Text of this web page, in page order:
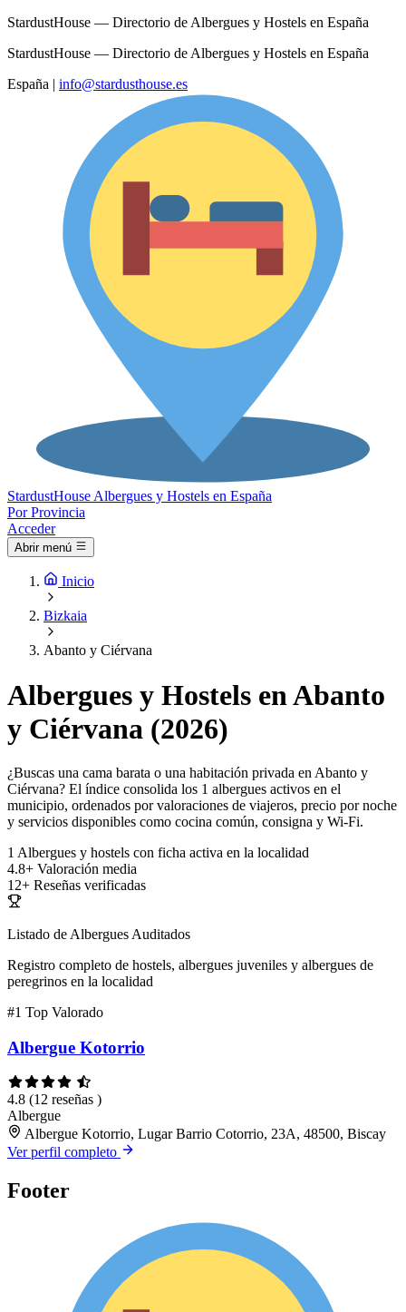
StardustHouse — Directorio de Albergues y Hostels en España
StardustHouse — Directorio de Albergues y Hostels en España
España | info@stardusthouse.es
StardustHouse Albergues y Hostels en España
Por Provincia
Acceder
Abrir menú
Inicio
Bizkaia
Abanto y Ciérvana
Albergues y Hostels en Abanto
y Ciérvana (2026)
¿Buscas una cama barata o una habitación privada en Abanto y
Ciérvana? El índice consolida los 1 albergues activos en el
municipio, ordenados por valoraciones de viajeros, precio por noche
y servicios disponibles como cocina común, consigna y Wi-Fi.
1 Albergues y hostels con ficha activa en la localidad
4.8+ Valoración media
12+ Reseñas verificadas
Listado de Albergues Auditados
Registro completo de hostels, albergues juveniles y albergues de
peregrinos en la localidad
#1 Top Valorado
Albergue Kotorrio
4.8 (12 reseñas )
Albergue
Albergue Kotorrio, Lugar Barrio Cotorrio, 23A, 48500, Biscay
Ver perfil completo
Footer